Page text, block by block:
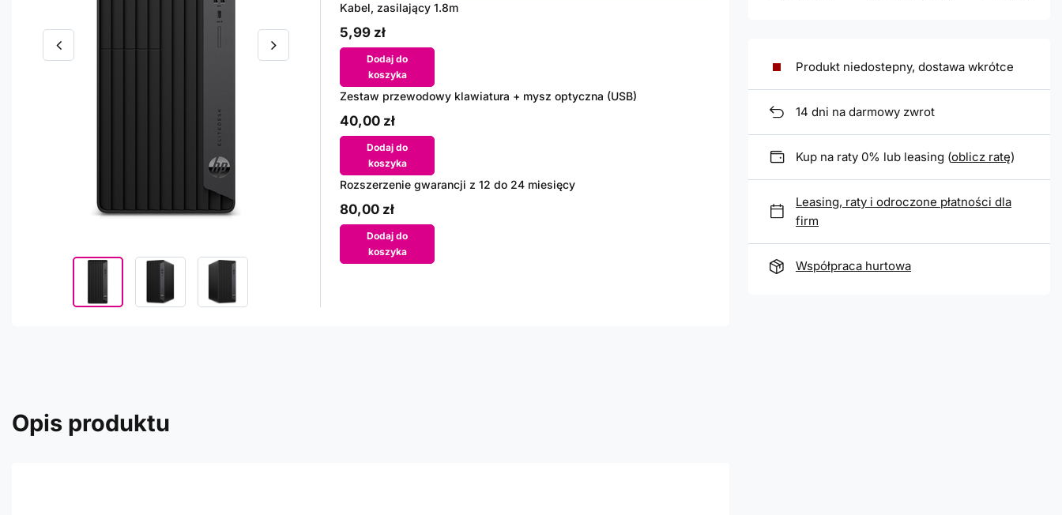
Kabel, zasilający 1.8m
5,99 zł
Dodaj do
koszyka
Zestaw przewodowy klawiatura + mysz optyczna (USB)
40,00 zł
Dodaj do
koszyka
Rozszerzenie gwarancji z 12 do 24 miesięcy
80,00 zł
Dodaj do
koszyka
Produkt niedostepny, dostawa wkrótce
14 dni na darmowy zwrot
Kup na raty 0% lub leasing (oblicz ratę)
Leasing, raty i odroczone płatności dla
firm
Współpraca hurtowa
Opis produktu